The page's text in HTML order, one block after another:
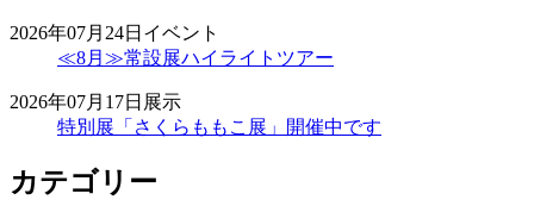
2026年07月24日 イベント
≪8月≫常設展ハイライトツアー
2026年07月17日 展示
特別展「さくらももこ展」開催中です
カテゴリー